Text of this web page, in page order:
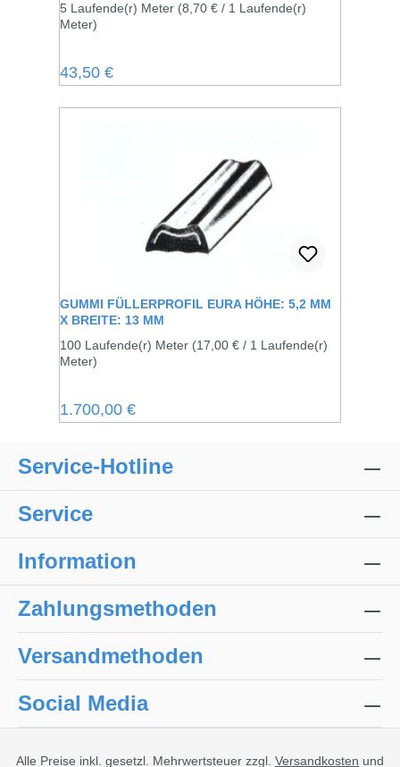
5 Laufende(r) Meter (8,70 € / 1 Laufende(r)
Meter)
Regulärer Preis:
43,50 €
GUMMI FÜLLERPROFIL EURA HÖHE: 5,2 MM
X BREITE: 13 MM
100 Laufende(r) Meter (17,00 € / 1 Laufende(r)
Meter)
Regulärer Preis:
1.700,00 €
Service-Hotline
Service
Information
Zahlungsmethoden
Versandmethoden
Social Media
Alle Preise inkl. gesetzl. Mehrwertsteuer zzgl. Versandkosten und